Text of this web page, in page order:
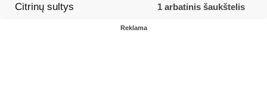
Citrinų sultys 1 arbatinis šaukštelis
Reklama